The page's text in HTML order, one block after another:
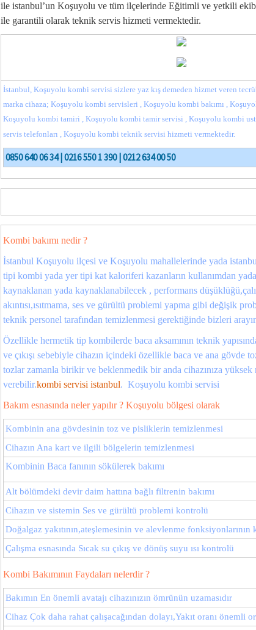
ile istanbul’un Koşuyolu ve tüm ilçelerinde Eğitimli ve yetkili
ile garantili olarak teknik servis hizmeti vermektedir.
İstanbul, Koşuyolu kombi servisi sizlere yaz kış demeden hizmet veren
marka cihaza; Koşuyolu kombi servisleri , Koşuyolu kombi bakımı ,
Koşuyolu kombi tamiri , Koşuyolu kombi tamir servisi , Koşuyolu kombi
servis telefonları , Koşuyolu kombi teknik servisi hizmeti vermektedir.
0850 640 06 34 | 0216 550 1 390 | 0212 634 00 50
Kombi bakımı nedir ?
İstanbul Koşuyolu ilçesi ve Koşuyolu mahallelerinde yada
tipi kombi yada yer tipi kat kaloriferi kazanların kullanımdan
kaynaklanan yada kaynaklanabilecek , performans
akıntısı,ısıtmama, ses ve gürültü problemi yapma gibi değişik
teknik personel tarafından temizlenmesi gerektiğinde bizleri
Özellikle hermetik tip kombilerde baca aksamının teknik
ve çıkışı sebebiyle cihazın içindeki özellikle baca ve ana gövde
tozlar zamanla birikir ve beklenmedik bir anda cihazınıza yüksek
verebilir.kombi servisi istanbul. Koşuyolu kombi servisi
Bakım esnasında neler yapılır ? Koşuyolu bölgesi olarak
Kombinin ana gövdesinin toz ve pisliklerin temizlenmesi
Cihazın Ana kart ve ilgili bölgelerin temizlenmesi
Kombinin Baca fanının sökülerek bakımı
Alt bölümdeki devir daim hattına bağlı filtrenin bakımı
Cihazın ve sistemin Ses ve gürültü problemi kontrolü
Doğalgaz yakıtının,ateşlemesinin ve alevlenme fonksiyonlarının
Çalışma esnasında Sıcak su çıkış ve dönüş suyu ısı kontrolü
Kombi Bakımının Faydaları nelerdir ?
Bakımın En önemli avatajı cihazınızın ömrünün uzamasıdır
Cihaz Çok daha rahat çalışacağından dolayı,Yakıt oranı önemli